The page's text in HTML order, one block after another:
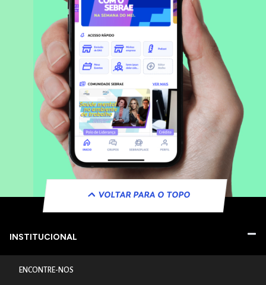
VOLTAR PARA O TOPO
INSTITUCIONAL
ENCONTRE-NOS